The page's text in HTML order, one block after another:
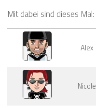
Mit dabei sind dieses Mal:
Alex
Nicole